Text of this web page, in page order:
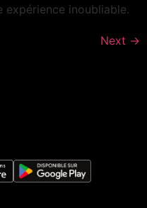
inoubliable.
Next →